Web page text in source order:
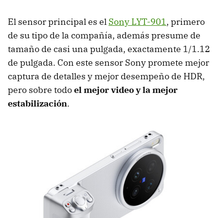
El sensor principal es el Sony LYT-901, primero
de su tipo de la compañía, además presume de
tamaño de casi una pulgada, exactamente 1/1.12
de pulgada. Con este sensor Sony promete mejor
captura de detalles y mejor desempeño de HDR,
pero sobre todoel mejor video y la mejor
estabilización.